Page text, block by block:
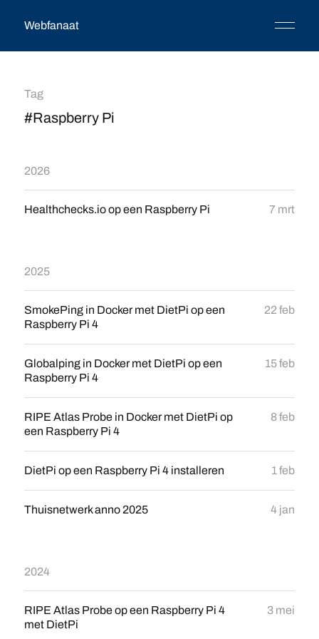
Webfanaat
Tag
#Raspberry Pi
2026
Healthchecks.io op een Raspberry Pi 7 mrt
2025
SmokePing in Docker met DietPi op een
Raspberry Pi 4
22 feb
Globalping in Docker met DietPi op een
Raspberry Pi 4
15 feb
RIPE Atlas Probe in Docker met DietPi op
een Raspberry Pi 4
8 feb
DietPi op een Raspberry Pi 4 installeren 1 feb
Thuisnetwerk anno 2025 4 jan
2024
RIPE Atlas Probe op een Raspberry Pi 4
met DietPi
3 mei